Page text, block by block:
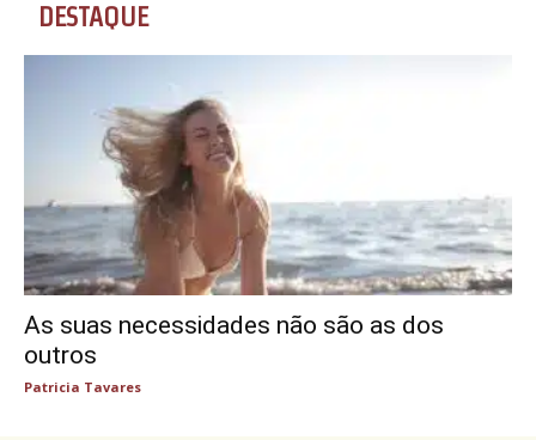
DESTAQUE
As suas necessidades não são as dos
outros
Patricia Tavares